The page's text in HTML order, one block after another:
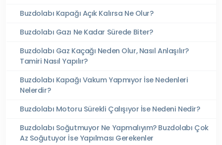
Buzdolabı Kapağı Açık Kalırsa Ne Olur?
Buzdolabı Gazı Ne Kadar Sürede Biter?
Buzdolabı Gaz Kaçağı Neden Olur, Nasıl Anlaşılır?
Tamiri Nasıl Yapılır?
Buzdolabı Kapağı Vakum Yapmıyor İse Nedenleri
Nelerdir?
Buzdolabı Motoru Sürekli Çalışıyor İse Nedeni Nedir?
Buzdolabı Soğutmuyor Ne Yapmalıyım? Buzdolabı Çok
Az Soğutuyor İse Yapılması Gerekenler